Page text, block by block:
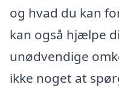
og hvad du kan
kan også hjælpe
unødvendige
ikke noget at